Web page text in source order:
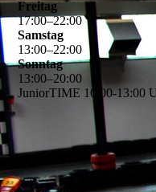
Freitag
17:00–22:00
Samstag
13:00–22:00
Sonntag
13:00–20:00
JuniorTIME 10:00-13:00